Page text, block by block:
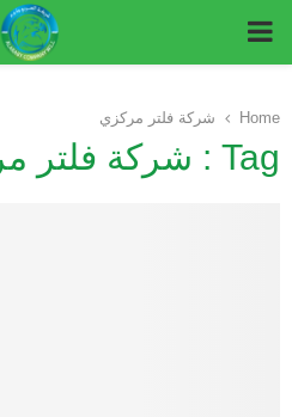
P
I
Home شركة فلتر مركزي
Tag : شركة فلتر مركزي